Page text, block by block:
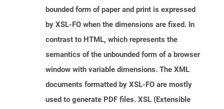
bounded form of paper and print is expressed
by XSL-FO when the dimensions are fixed. In
contrast to HTML, which represents the
semantics of the unbounded form of a browser
window with variable dimensions. The XML
documents formatted by XSL-FO are mostly
used to generate PDF files. XSL (Extensible